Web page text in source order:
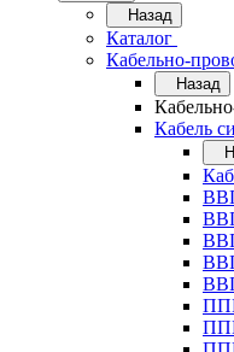
Назад
Каталог
Кабельно-
Назад
Кабель